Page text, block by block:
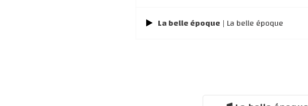
La belle époque | La belle époque